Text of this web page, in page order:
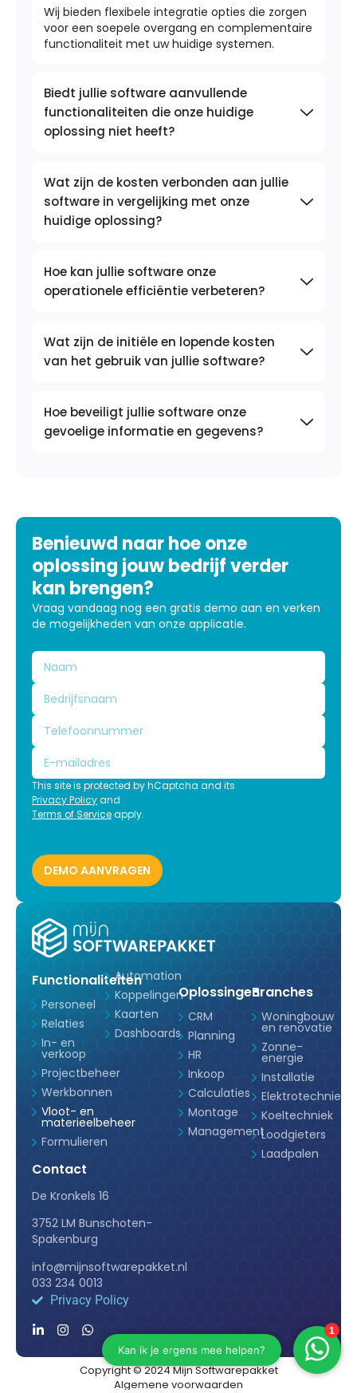
Wij bieden flexibele integratie opties die zorgen
voor een soepele overgang en complementaire
functionaliteit met uw huidige systemen.
Biedt jullie software aanvullende
functionaliteiten die onze huidige
oplossing niet heeft?
Wat zijn de kosten verbonden aan jullie
software in vergelijking met onze
huidige oplossing?
Hoe kan jullie software onze
operationele efficiëntie verbeteren?
Wat zijn de initiële en lopende kosten
van het gebruik van jullie software?
Hoe beveiligt jullie software onze
gevoelige informatie en gegevens?
Functionaliteiten
Personeel
Relaties
In- en
verkoop
Projectbeheer
Werkbonnen
Vloot- en
materieelbeheer
Formulieren
Automation
Koppelingen
Kaarten
Dashboards
Oplossingen
CRM
Planning
HR
Inkoop
Calculaties
Montage
Management
Branches
Woningbouw
en renovatie
Zonne-
energie
Installatie
Elektrotechniek
Koeltechniek
Loodgieters
Laadpalen
Contact
De Kronkels 16
3752 LM Bunschoten-
Spakenburg
info@mijnsoftwarepakket.nl
033 234 0013
Privacy Policy
Copyright © 2024 Mijn Softwarepakket
Algemene voorwaarden
Benieuwd naar hoe onze
oplossing jouw bedrijf verder
kan brengen?
Vraag vandaag nog een gratis demo aan en verken
de mogelijkheden van onze applicatie.
This site is protected by hCaptcha and its
Privacy Policyand
Terms of Serviceapply.